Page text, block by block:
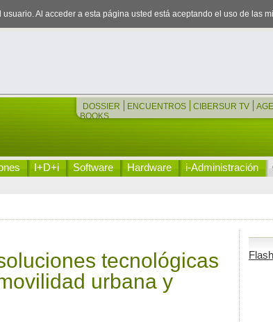
Al acceder a esta página usted está aceptando el uso de las
DOSSIER ENCUENTROS CIBERSUR TV
BOOKS
I+D+i Software Hardware i-Administración
tecnológicas
urbana y